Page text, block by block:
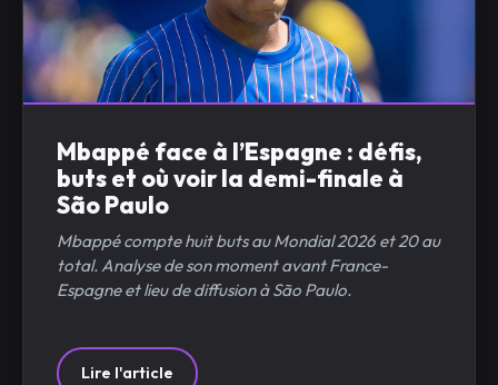
Mbappé face à l’Espagne : défis,
buts et où voir la demi-finale à
São Paulo
Mbappé compte huit buts au Mondial 2026 et 20 au
total. Analyse de son moment avant France-
Espagne et lieu de diffusion à São Paulo.
Lire l'article